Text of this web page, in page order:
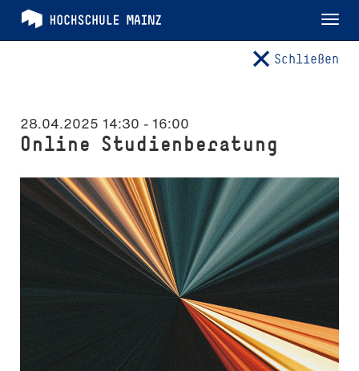
Schließen
28.04.2025 14:30 - 16:00
Online Studienberatung